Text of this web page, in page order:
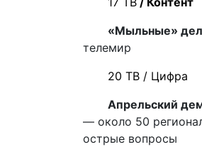
«Мыльные»
телемир
20 ТВ / Цифра
Апрельский
— около 50
острые вопросы